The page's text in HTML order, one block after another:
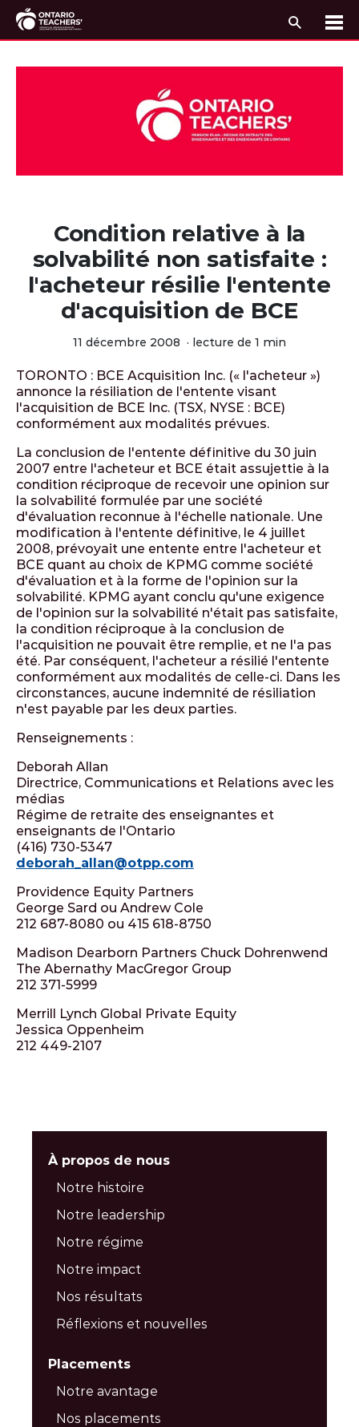
Condition relative à la
solvabilité non satisfaite :
l'acheteur résilie l'entente
d'acquisition de BCE
11 décembre 2008 · lecture de 1 min
TORONTO : BCE Acquisition Inc. (« l'acheteur »)
annonce la résiliation de l'entente visant
l'acquisition de BCE Inc. (TSX, NYSE : BCE)
conformément aux modalités prévues.
La conclusion de l'entente définitive du 30 juin
2007 entre l'acheteur et BCE était assujettie à la
condition réciproque de recevoir une opinion sur
la solvabilité formulée par une société
d'évaluation reconnue à l'échelle nationale. Une
modification à l'entente définitive, le 4 juillet
2008, prévoyait une entente entre l'acheteur et
BCE quant au choix de KPMG comme société
d'évaluation et à la forme de l'opinion sur la
solvabilité. KPMG ayant conclu qu'une exigence
de l'opinion sur la solvabilité n'était pas satisfaite,
la condition réciproque à la conclusion de
l'acquisition ne pouvait être remplie, et ne l'a pas
été. Par conséquent, l'acheteur a résilié l'entente
conformément aux modalités de celle-ci. Dans les
circonstances, aucune indemnité de résiliation
n'est payable par les deux parties.
Renseignements :
Deborah Allan
Directrice, Communications et Relations avec les
médias
Régime de retraite des enseignantes et
enseignants de l'Ontario
(416) 730-5347
deborah_allan@otpp.com
Providence Equity Partners
George Sard ou Andrew Cole
212 687-8080 ou 415 618-8750
Madison Dearborn Partners Chuck Dohrenwend
The Abernathy MacGregor Group
212 371-5999
Merrill Lynch Global Private Equity
Jessica Oppenheim
212 449-2107
À propos de nous
Notre histoire
Notre leadership
Notre régime
Notre impact
Nos résultats
Réflexions et nouvelles
Placements
Notre avantage
Nos placements